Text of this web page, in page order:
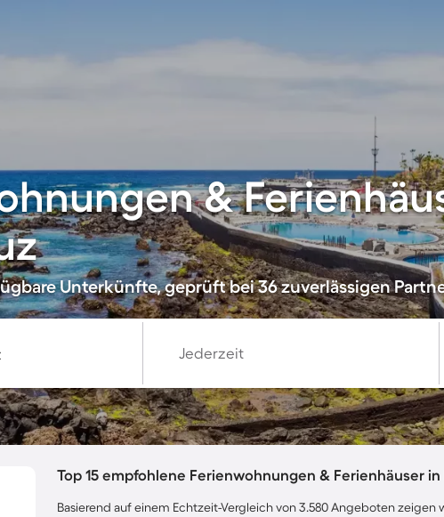
&
Unterkünfte, geprüft bei 36 zuverlässigen
Jederzeit
Top 15 empfohlene Ferienwohnungen & Ferienhäuser
Basierend auf einem Echtzeit-Vergleich von 3.580 Angeboten